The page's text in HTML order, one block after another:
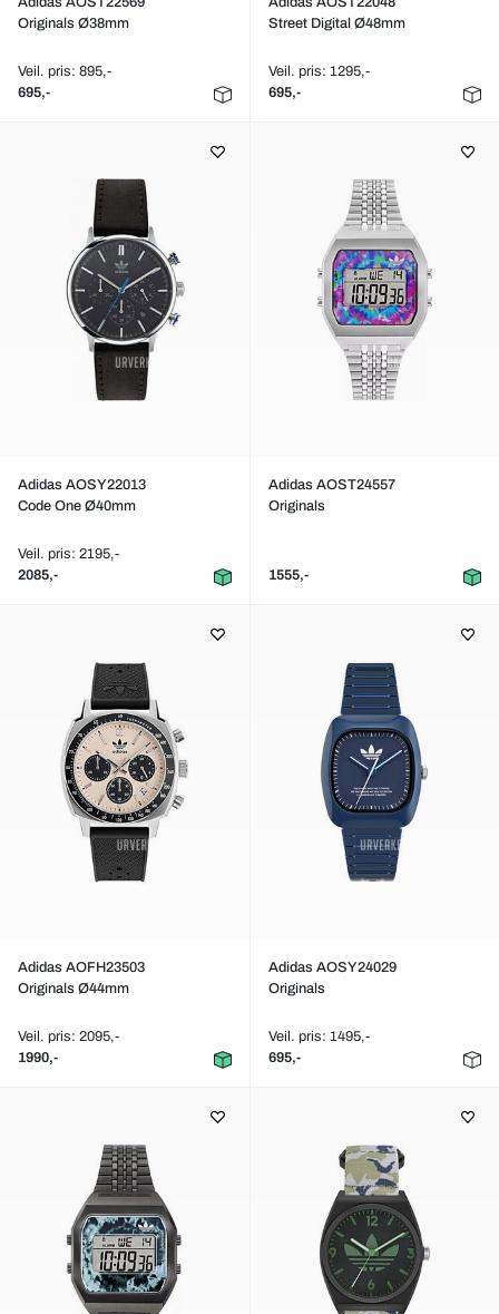
Originals Ø38mm
Veil. pris: 895,-
695,-
Street Digital Ø48mm
Veil. pris: 1295,-
695,-
Adidas AOSY22013
Code One Ø40mm
Veil. pris: 2195,-
2085,-
Adidas AOST24557
Originals
1555,-
Adidas AOFH23503
Originals Ø44mm
Veil. pris: 2095,-
1990,-
Adidas AOSY24029
Originals
Veil. pris: 1495,-
695,-